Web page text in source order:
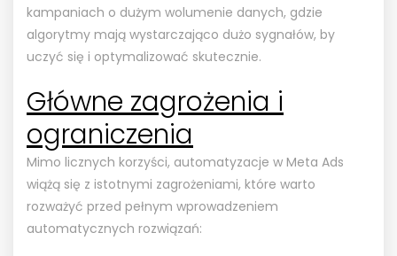
kampaniach o dużym wolumenie danych, gdzie
algorytmy mają wystarczająco dużo sygnałów, by
uczyć się i optymalizować skutecznie.
Główne zagrożenia i
ograniczenia
Mimo licznych korzyści, automatyzacje w Meta Ads
wiążą się z istotnymi zagrożeniami, które warto
rozważyć przed pełnym wprowadzeniem
automatycznych rozwiązań: